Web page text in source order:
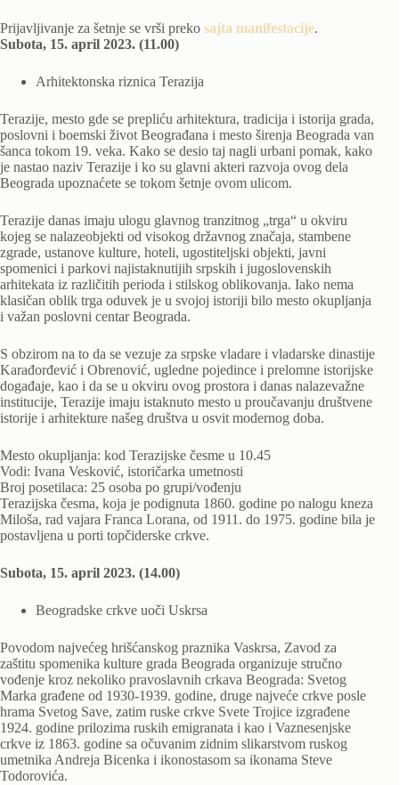
Prijavljivanje za šetnje se vrši preko sajta manifestacije.
Subota, 15. april 2023. (11.00)
Arhitektonska riznica Terazija
Terazije, mesto gde se prepliću arhitektura, tradicija i istorija grada,
poslovni i boemski život Beograđana i mesto širenja Beograda van
šanca tokom 19. veka. Kako se desio taj nagli urbani pomak, kako
je nastao naziv Terazije i ko su glavni akteri razvoja ovog dela
Beograda upoznaćete se tokom šetnje ovom ulicom.
Terazije danas imaju ulogu glavnog tranzitnog „trga“ u okviru
kojeg se nalazeobjekti od visokog državnog značaja, stambene
zgrade, ustanove kulture, hoteli, ugostiteljski objekti, javni
spomenici i parkovi najistaknutijih srpskih i jugoslovenskih
arhitekata iz različitih perioda i stilskog oblikovanja. Iako nema
klasičan oblik trga oduvek je u svojoj istoriji bilo mesto okupljanja
i važan poslovni centar Beograda.
S obzirom na to da se vezuje za srpske vladare i vladarske dinastije
Karađorđević i Obrenović, ugledne pojedince i prelomne istorijske
događaje, kao i da se u okviru ovog prostora i danas nalazevažne
institucije, Terazije imaju istaknuto mesto u proučavanju društvene
istorije i arhitekture našeg društva u osvit modernog doba.
Mesto okupljanja: kod Terazijske česme u 10.45
Vodi: Ivana Vesković, istoričarka umetnosti
Broj posetilaca: 25 osoba po grupi/vođenju
Terazijska česma, koja je podignuta 1860. godine po nalogu kneza
Miloša, rad vajara Franca Lorana, od 1911. do 1975. godine bila je
postavljena u porti topčiderske crkve.
Subota, 15. april 2023. (14.00)
Beogradske crkve uoči Uskrsa
Povodom najvećeg hrišćanskog praznika Vaskrsa, Zavod za
zaštitu spomenika kulture grada Beograda organizuje stručno
vođenje kroz nekoliko pravoslavnih crkava Beograda: Svetog
Marka građene od 1930-1939. godine, druge najveće crkve posle
hrama Svetog Save, zatim ruske crkve Svete Trojice izgrađene
1924. godine prilozima ruskih emigranata i kao i Vaznesenjske
crkve iz 1863. godine sa očuvanim zidnim slikarstvom ruskog
umetnika Andreja Bicenka i ikonostasom sa ikonama Steve
Todorovića.